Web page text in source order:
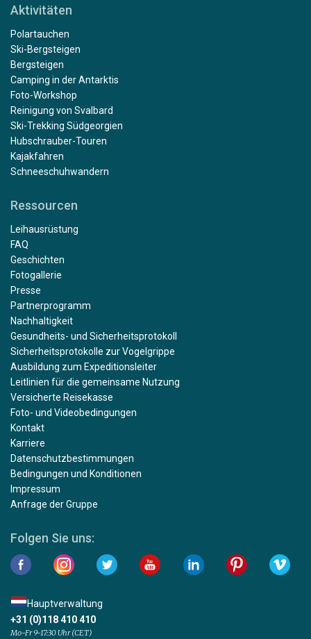
Aktivitäten
Polartauchen
Ski-Bergsteigen
Bergsteigen
Camping in der Antarktis
Foto-Workshop
Reinigung von Svalbard
Ski-Trekking Südgeorgien
Hubschrauber-Touren
Kajakfahren
Schneeschuhwandern
Ressourcen
Leihausrüstung
FAQ
Geschichten
Fotogallerie
Presse
Partnerprogramm
Nachhaltigkeit
Gesundheits- und Sicherheitsprotokoll
Sicherheitsprotokolle zur Vogelgrippe
Ausbildung zum Expeditionsleiter
Leitlinien für die gemeinsame Nutzung
Versicherte Reisekasse
Foto- und Videobedingungen
Kontakt
Karriere
Datenschutzbestimmungen
Bedingungen und Konditionen
Impressum
Anfrage der Gruppe
Folgen Sie uns:
Hauptverwaltung
+31 (0)118 410 410
Mo-Fr 9-17:30 Uhr (CET)